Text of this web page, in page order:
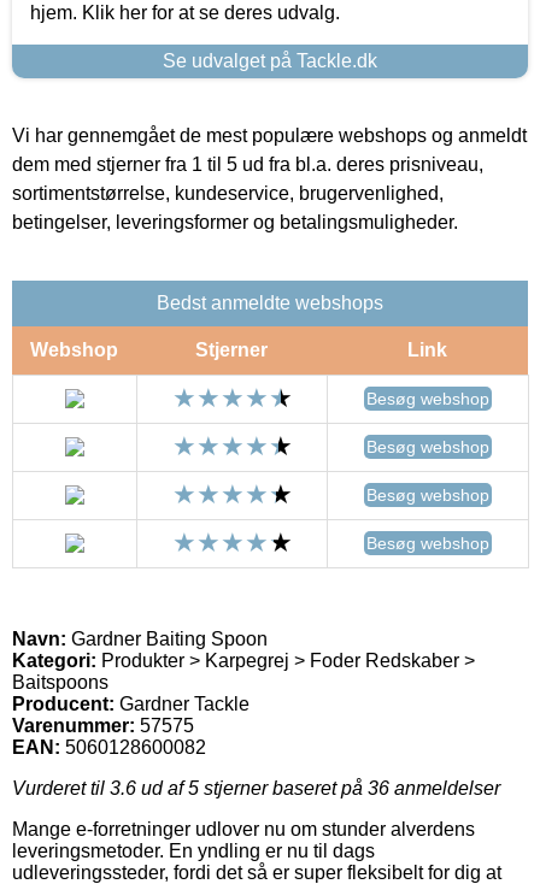
hjem. Klik her for at se deres udvalg.
Se udvalget på Tackle.dk
Vi har gennemgået de mest populære webshops og anmeldt
dem med stjerner fra 1 til 5 ud fra bl.a. deres prisniveau,
sortimentstørrelse, kundeservice, brugervenlighed,
betingelser, leveringsformer og betalingsmuligheder.
Bedst anmeldte webshops
Webshop Stjerner Link
Besøg webshop
Besøg webshop
Besøg webshop
Besøg webshop
Navn: Gardner Baiting Spoon
Kategori: Produkter > Karpegrej > Foder Redskaber >
Baitspoons
Producent: Gardner Tackle
Varenummer: 57575
EAN: 5060128600082
Vurderet til 3.6 ud af 5 stjerner baseret på 36 anmeldelser
Mange e-forretninger udlover nu om stunder alverdens
leveringsmetoder. En yndling er nu til dags
udleveringssteder, fordi det så er super fleksibelt for dig at